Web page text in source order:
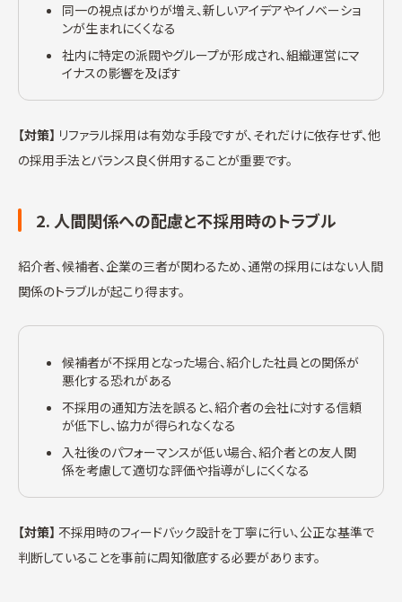
同一の視点ばかりが増え、新しいアイデアやイノベーショ
ンが生まれにくくなる
社内に特定の派閥やグループが形成され、組織運営にマ
イナスの影響を及ぼす
【対策】 リファラル採用は有効な手段ですが、それだけに依存せず、他
の採用手法とバランス良く併用することが重要です。
2. 人間関係への配慮と不採用時のトラブル
紹介者、候補者、企業の三者が関わるため、通常の採用にはない人間
関係のトラブルが起こり得ます。
候補者が不採用となった場合、紹介した社員との関係が
悪化する恐れがある
不採用の通知方法を誤ると、紹介者の会社に対する信頼
が低下し、協力が得られなくなる
入社後のパフォーマンスが低い場合、紹介者との友人関
係を考慮して適切な評価や指導がしにくくなる
【対策】 不採用時のフィードバック設計を丁寧に行い、公正な基準で
判断していることを事前に周知徹底する必要があります。